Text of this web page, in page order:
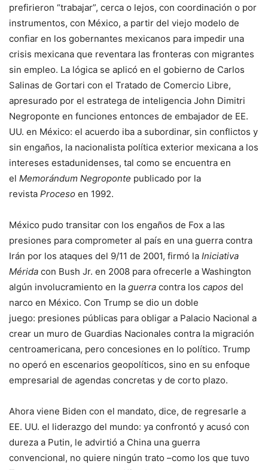
prefirieron “trabajar”, cerca o lejos, con coordinación o por
instrumentos, con México, a partir del viejo modelo de
confiar en los gobernantes mexicanos para impedir una
crisis mexicana que reventara las fronteras con migrantes
sin empleo. La lógica se aplicó en el gobierno de Carlos
Salinas de Gortari con el Tratado de Comercio Libre,
apresurado por el estratega de inteligencia John Dimitri
Negroponte en funciones entonces de embajador de EE.
UU. en México: el acuerdo iba a subordinar, sin conflictos y
sin engaños, la nacionalista política exterior mexicana a los
intereses estadunidenses, tal como se encuentra en
el Memorándum Negroponte publicado por la
revista Proceso en 1992.
México pudo transitar con los engaños de Fox a las
presiones para comprometer al país en una guerra contra
Irán por los ataques del 9/11 de 2001, firmó la Iniciativa
Mérida con Bush Jr. en 2008 para ofrecerle a Washington
algún involucramiento en la guerra contra los capos del
narco en México. Con Trump se dio un doble
juego: presiones públicas para obligar a Palacio Nacional a
crear un muro de Guardias Nacionales contra la migración
centroamericana, pero concesiones en lo político. Trump
no operó en escenarios geopolíticos, sino en su enfoque
empresarial de agendas concretas y de corto plazo.
Ahora viene Biden con el mandato, dice, de regresarle a
EE. UU. el liderazgo del mundo: ya confrontó y acusó con
dureza a Putin, le advirtió a China una guerra
convencional, no quiere ningún trato –como los que tuvo